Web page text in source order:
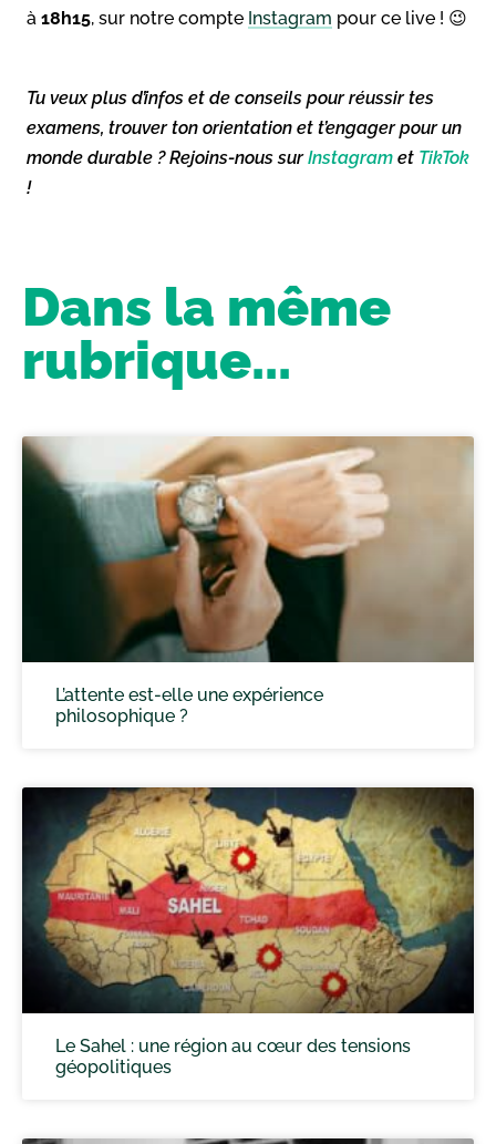
à 18h15, sur notre compte Instagram pour ce live ! 😉
Tu veux plus d’infos et de conseils pour réussir tes
examens, trouver ton orientation et t’engager pour un
monde durable ? Rejoins-nous surInstagram et TikTok
!
Dans la même
rubrique...
L’attente est-elle une expérience
philosophique ?
Le Sahel : une région au cœur des tensions
géopolitiques